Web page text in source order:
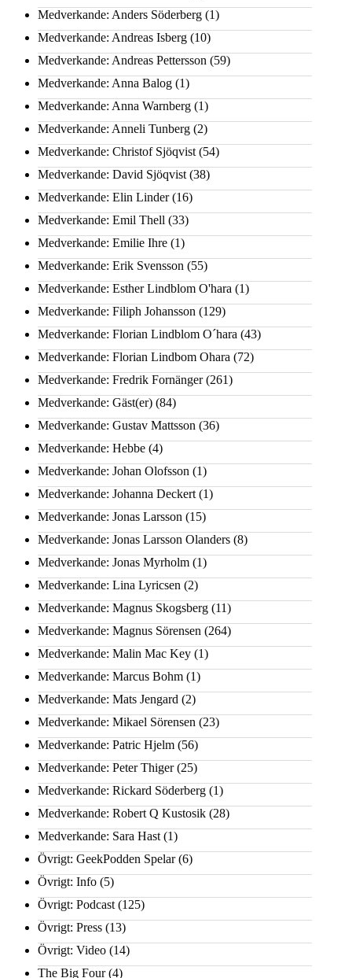
Medverkande: Anders Söderberg (1)
Medverkande: Andreas Isberg (10)
Medverkande: Andreas Pettersson (59)
Medverkande: Anna Balog (1)
Medverkande: Anna Warnberg (1)
Medverkande: Anneli Tunberg (2)
Medverkande: Christof Sjöqvist (54)
Medverkande: David Sjöqvist (38)
Medverkande: Elin Linder(16)
Medverkande: Emil Thell (33)
Medverkande: Emilie Ihre (1)
Medverkande: Erik Svensson (55)
Medverkande: Esther Lindblom O'hara (1)
Medverkande: Filiph Johansson (129)
Medverkande: Florian Lindblom O´hara (43)
Medverkande: Florian Lindbom Ohara (72)
Medverkande: Fredrik Fornänger(261)
Medverkande: Gäst(er) (84)
Medverkande: Gustav Mattsson (36)
Medverkande: Hebbe (4)
Medverkande: Johan Olofsson (1)
Medverkande: Johanna Deckert (1)
Medverkande: Jonas Larsson (15)
Medverkande: Jonas Larsson Olanders (8)
Medverkande: Jonas Myrholm (1)
Medverkande: Lina Lyricsen (2)
Medverkande: Magnus Skogsberg (11)
Medverkande: Magnus Sörensen (264)
Medverkande: Malin Mac Key (1)
Medverkande: Marcus Bohm (1)
Medverkande: Mats Jengard (2)
Medverkande: Mikael Sörensen (23)
Medverkande: Patric Hjelm (56)
Medverkande: Peter Thiger(25)
Medverkande: Rickard Söderberg (1)
Medverkande: Robert Q Kustosik (28)
Medverkande: Sara Hast (1)
Övrigt: GeekPodden Spelar(6)
Övrigt: Info (5)
Övrigt: Podcast (125)
Övrigt: Press (13)
Övrigt: Video (14)
The Big Four(4)